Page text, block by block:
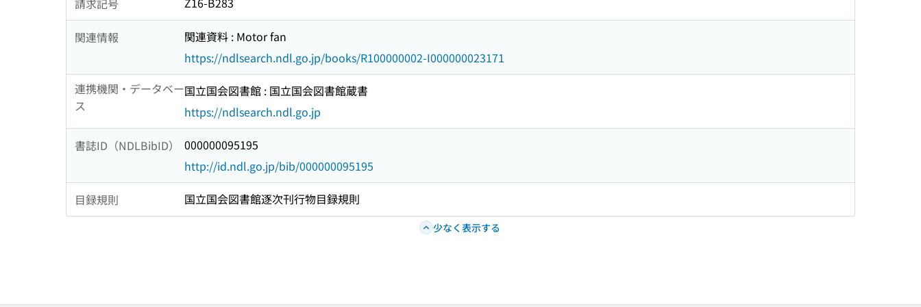
関連情報
関連資料 : Motor fan
https://ndlsearch.ndl.go.jp/books/R100000002-I000000023171
連携機関・データベー
ス
国立国会図書館 : 国立国会図書館蔵書
https://ndlsearch.ndl.go.jp
書誌ID（NDLBibID）
000000095195
http://id.ndl.go.jp/bib/000000095195
目録規則 国立国会図書館逐次刊行物目録規則
少なく表示する